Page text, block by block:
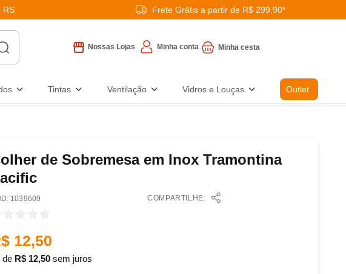
RS Frete Grátis a partir de R$ 299,90*
Nossas Lojas Minha conta
Tintas Ventilação Vidros e Louças Outlet
de Sobremesa em Inox Tramontina
: 1039609 COMPARTILHE:
12,50
de R$ 12,50sem juros